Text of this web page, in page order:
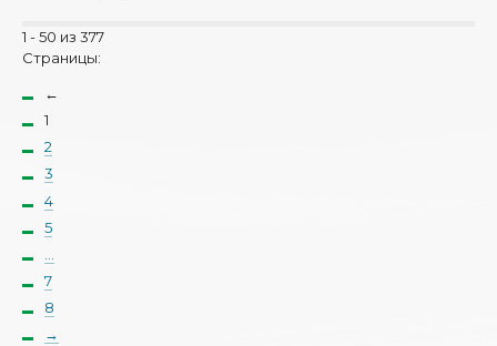
1 - 50 из 377
Страницы:
←
1
2
3
4
5
7
8
→